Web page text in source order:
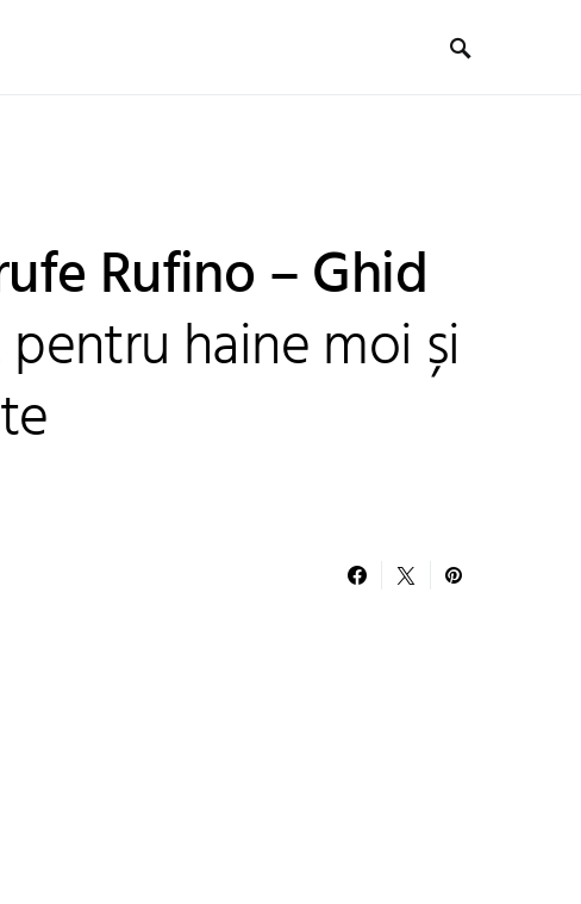
Rufino – Ghid
haine moi și